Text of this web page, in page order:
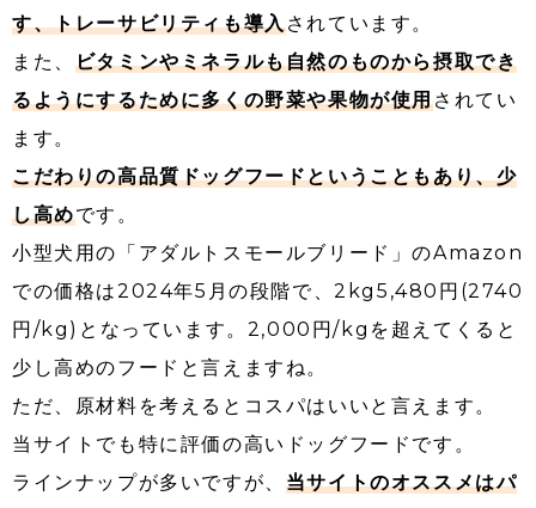
す、トレーサビリティも導入されています。
また、 ビタミンやミネラルも自然のものから摂取でき
るようにするために多くの野菜や果物が使用されてい
ます。
こだわりの高品質ドッグフードということもあり、少
し高めです。
小型犬用の「アダルトスモールブリード」のAmazon
での価格は2024年5月の段階で、2kg5,480円(2740
円/kg)となっています。2,000円/kgを超えてくると
少し高めのフードと言えますね。
ただ、原材料を考えるとコスパはいいと言えます。
当サイトでも特に評価の高いドッグフードです。
ラインナップが多いですが、 当サイトのオススメはパ